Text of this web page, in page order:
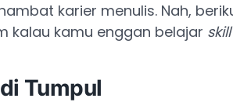
karier menulis. Nah,
kalau kamu enggan belajar skill
Tumpul